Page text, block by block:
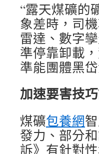
“露天煤礦的
象差時，司
雷達、數字
準停靠卸載
準能團體黑
加速要害技
煤礦包養網
發力、部分
訴》有針對